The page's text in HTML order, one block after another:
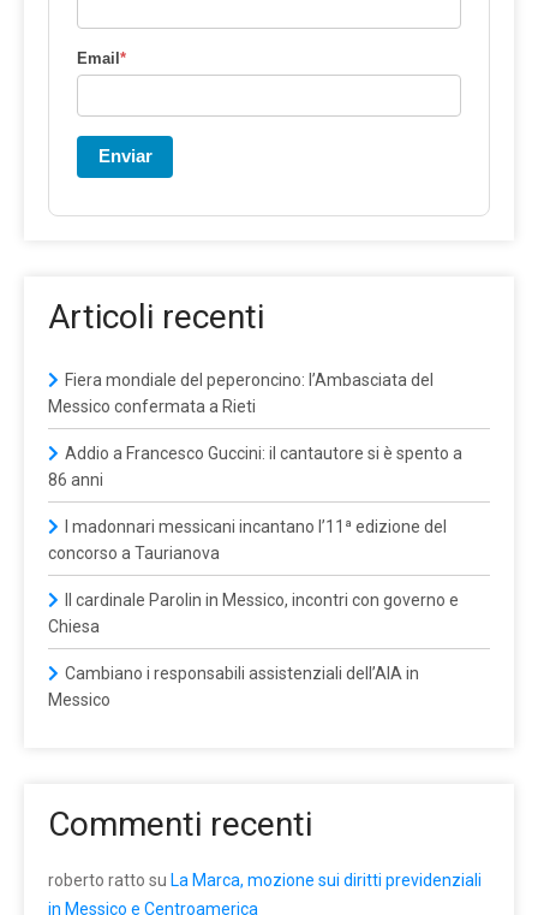
Email*
Enviar
Articoli recenti
Fiera mondiale del peperoncino: l’Ambasciata del
Messico confermata a Rieti
Addio a Francesco Guccini: il cantautore si è spento a
86 anni
I madonnari messicani incantano l’11ª edizione del
concorso a Taurianova
Il cardinale Parolin in Messico, incontri con governo e
Chiesa
Cambiano i responsabili assistenziali dell’AIA in
Messico
Commenti recenti
roberto ratto su La Marca, mozione sui diritti previdenziali
in Messico e Centroamerica